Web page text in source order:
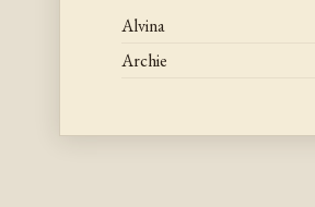
Alvina
Archie